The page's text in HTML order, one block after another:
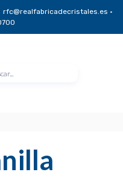
rfc@realfabricadecristales.es ·